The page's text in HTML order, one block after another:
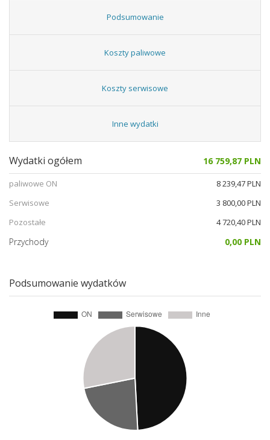
Podsumowanie
Koszty paliwowe
Koszty serwisowe
Inne wydatki
Wydatki ogółem 16 759,87 PLN
paliwowe ON
8 239,47 PLN
Serwisowe
3 800,00 PLN
Pozostałe
4 720,40 PLN
Przychody 0,00 PLN
Podsumowanie wydatków